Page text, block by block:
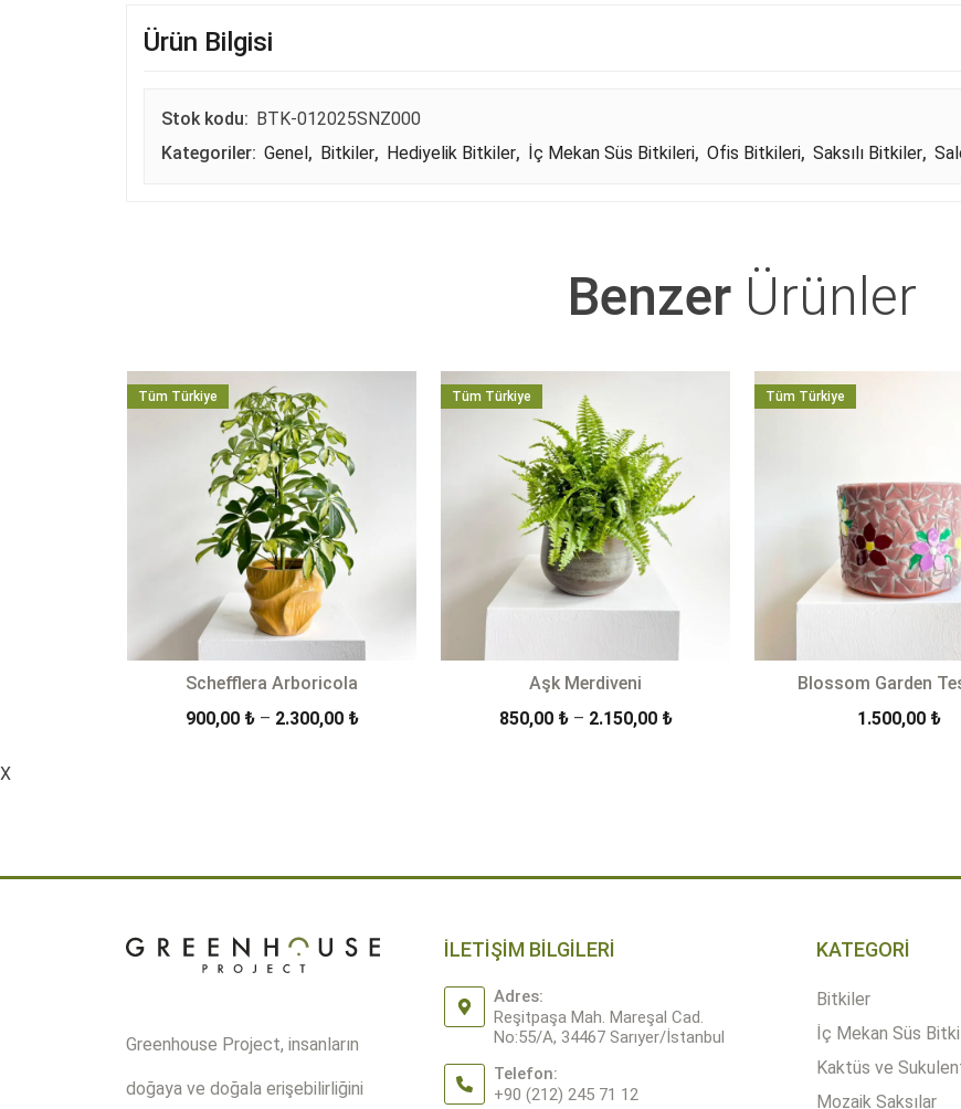
Ürün Bilgisi
Stok kodu: BTK-012025SNZ000
Kategoriler: Genel, Bitkiler, Hediyelik Bitkiler, İç Mekan Süs Bitkileri, Ofis Bitkileri, Saksılı Bitkiler,
Benzer Ürünler
Tüm Türkiye
Schefflera Arboricola
900,00 ₺ – 2.300,00 ₺Fiyat
Tüm Türkiye
Aşk Merdiveni
850,00 ₺ – 2.150,00 ₺Fiyat
Tüm Türkiye
Blossom Garden
1.500,00 ₺
X
Greenhouse Project, insanların
doğaya ve doğala erişebilirliğini
İLETİŞİM BİLGİLERİ
Adres:
Reşitpaşa Mah. Mareşal Cad.
No:55/A, 34467 Sarıyer/İstanbul
Telefon:
+90 (212) 245 71 12
KATEGORİ
Bitkiler
İç Mekan Süs
Kaktüs ve
Mozaik Saksılar